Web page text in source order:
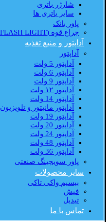
شارژر باتری
سایر باتری ها
پاور بانک
چراغ قوه (FLASH LIGHT)
آداپتور و منبع تغذیه
آداپتور
آداپتور 5 ولت
آداپتور 6 ولت
آداپتور 9 ولت
آداپتور ۱۲ ولت
آداپتور 14 ولت
آداپتور مانیتور و تلویزیون
آداپتور 19 ولت
آداپتور 20 ولت
آداپتور 24 ولت
آداپتور 48 ولت
آداپتور 36 ولت
پاور سویچینگ صنعتی
سایر محصولات
بیسیم واکی تاکی
فیش
تبدیل
تماس با ما